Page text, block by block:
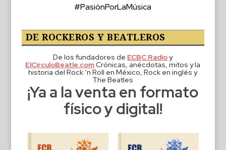
#PasiónPorLaMúsica
DE ROCKEROS Y BEATLEROS
De los fundadores de ECBC Radioy
ElCirculoBeatle.comCrónicas, anécdotas, mitos y la
historia del Rock ‘n Roll en México, Rock en inglés y
The Beatles
¡Ya a la venta en formato
físico y digital!